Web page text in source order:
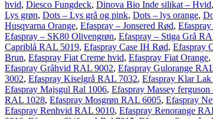
hvid, Diesco Fungdeck, Dinova Bio Inde silikat – Hvid,
Lys grøn, Dots – Lys grå og pink, Dots – lys orange,
Husqvarna Orange, Efaspray – Jonsered Rød,
Efaspray – SK80 Olivengrøn, Efaspray – Stiga Grå
Capriblå RAL 5019, Efaspray Case IH Rød, Efaspray
Brun, Efaspray Fiat Creme hvid, Efaspray Fiat Orange,
Efaspray Gråhvid RAL 9002, Efaspray Gulorange
3002, Efaspray Kiselgrå RAL 7032, Efaspray Klar
Efaspray Majsgul Ral 1006, Efaspray Massey ferguson
RAL 1028, Efaspray Mosgrøn RAL 6005, Efaspray
Efaspray Renhvid RAL 9010, Efaspray Renorange